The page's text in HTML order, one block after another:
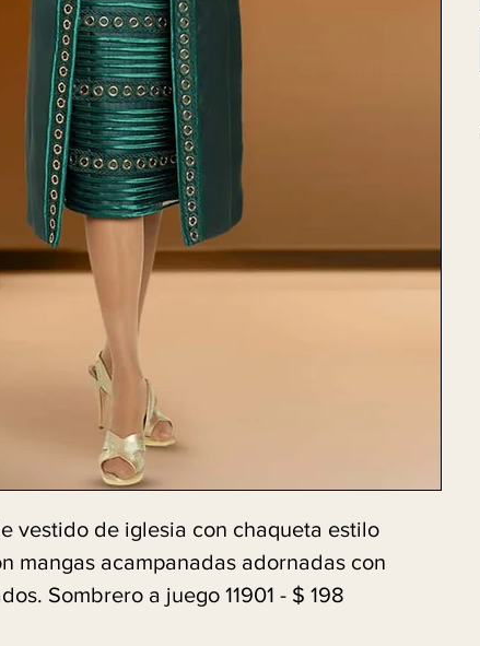
vestido de iglesia con chaqueta estilo
mangas acampanadas adornadas con
Sombrero a juego 11901 - $ 198